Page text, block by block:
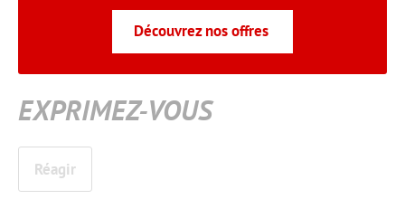
Découvrez nos offres
EXPRIMEZ-VOUS
Réagir